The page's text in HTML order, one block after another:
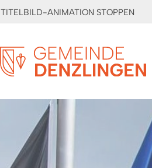
TITELBILD-ANIMATION STOPPEN